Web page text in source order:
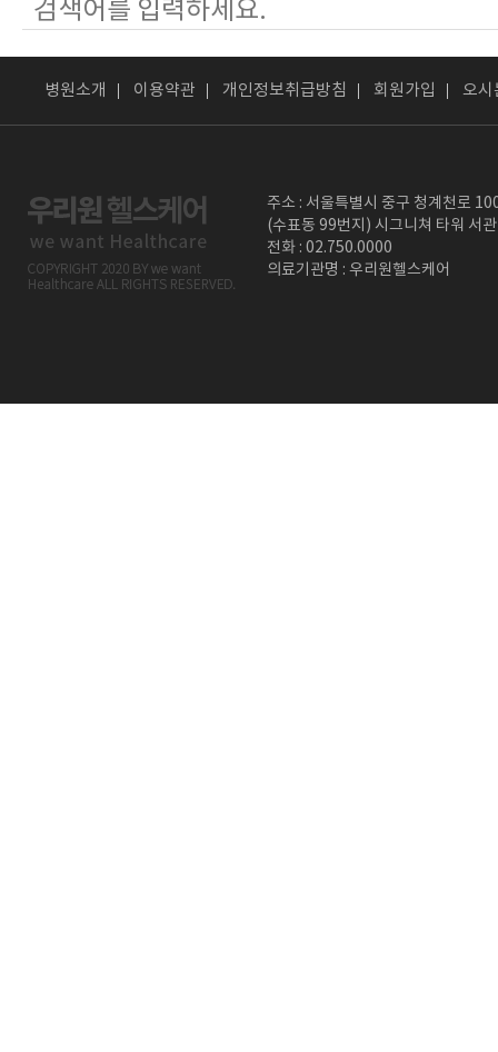
병원소개 이용약관 개인정보취급방침 회원가입 오시
주소 : 서울특별시 중구 청계천로
(수표동 99번지) 시그니쳐 타워 서
전화 : 02.750.0000
의료기관명 : 우리원헬스케어